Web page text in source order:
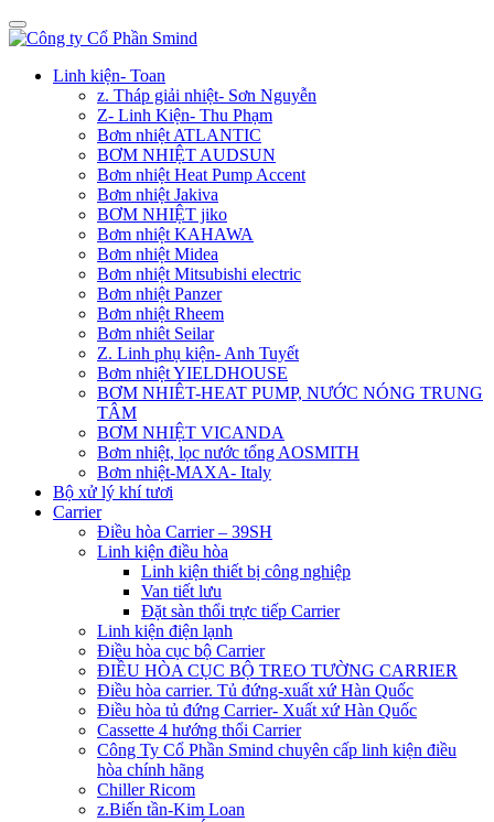
Linh kiện- Toan
z. Tháp giải nhiệt- Sơn Nguyễn
Z- Linh Kiện- Thu Phạm
Bơm nhiệt ATLANTIC
BƠM NHIỆT AUDSUN
Bơm nhiệt Heat Pump Accent
Bơm nhiệt Jakiva
BƠM NHIỆT jiko
Bơm nhiệt KAHAWA
Bơm nhiệt Midea
Bơm nhiệt Mitsubishi electric
Bơm nhiệt Panzer
Bơm nhiệt Rheem
Bơm nhiêt Seilar
Z. Linh phụ kiện- Anh Tuyết
Bơm nhiệt YIELDHOUSE
BƠM NHIÊT-HEAT PUMP, NƯỚC NÓNG TRUNG
TÂM
BƠM NHIỆT VICANDA
Bơm nhiệt, lọc nước tổng AOSMITH
Bơm nhiệt-MAXA- Italy
Bộ xử lý khí tươi
Carrier
Điều hòa Carrier – 39SH
Linh kiện điều hòa
Linh kiện thiết bị công nghiệp
Van tiết lưu
Đặt sàn thổi trực tiếp Carrier
Linh kiện điện lạnh
Điều hòa cục bộ Carrier
ĐIỀU HÒA CỤC BỘ TREO TƯỜNG CARRIER
Điều hòa carrier. Tủ đứng-xuất xứ Hàn Quốc
Điều hòa tủ đứng Carrier- Xuất xứ Hàn Quốc
Cassette 4 hướng thổi Carrier
Công Ty Cổ Phần Smind chuyên cấp linh kiện điều
hòa chính hãng
Chiller Ricom
z.Biến tần-Kim Loan